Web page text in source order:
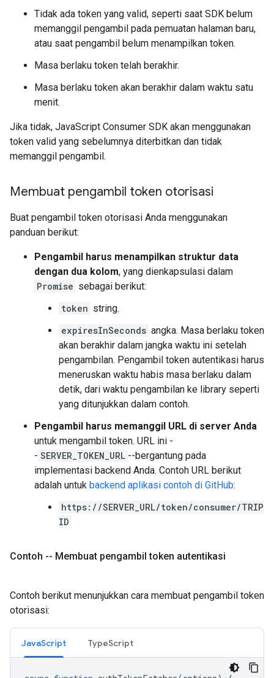
Tidak ada token yang valid, seperti saat SDK belum
memanggil pengambil pada pemuatan halaman baru,
atau saat pengambil belum menampilkan token.
Masa berlaku token telah berakhir.
Masa berlaku token akan berakhir dalam waktu satu
menit.
Jika tidak, JavaScript Consumer SDK akan menggunakan
token valid yang sebelumnya diterbitkan dan tidak
memanggil pengambil.
Membuat pengambil token otorisasi
Buat pengambil token otorisasi Anda menggunakan
panduan berikut:
Pengambil harus menampilkan struktur data
dengan dua kolom, yang dienkapsulasi dalam
Promise sebagai berikut:
token string.
expiresInSeconds angka. Masa berlaku token
akan berakhir dalam jangka waktu ini setelah
pengambilan. Pengambil token autentikasi harus
meneruskan waktu habis masa berlaku dalam
detik, dari waktu pengambilan ke library seperti
yang ditunjukkan dalam contoh.
Pengambil harus memanggil URL di server Anda
untuk mengambil token. URL ini -
- SERVER_TOKEN_URL --bergantung pada
implementasi backend Anda. Contoh URL berikut
adalah untuk backend aplikasi contoh di GitHub:
https://SERVER_URL/token/consumer/TRIP
ID
Contoh -- Membuat pengambil token autentikasi
Contoh berikut menunjukkan cara membuat pengambil token
otorisasi:
JavaScript TypeScript